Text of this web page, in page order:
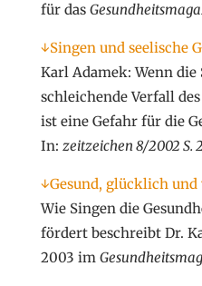
für das
↓Singen und seelische
Karl Adamek: Wenn
schleichende Verfall
ist eine Gefahr für die
In: zeitzeichen 8/2002 S.
↓Gesund, glücklich
Wie Singen die
fördert beschreibt Dr.
2003 im